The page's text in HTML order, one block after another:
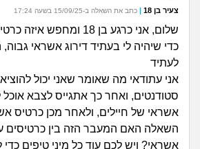
עצות
מה
מתחם
מדורים
צעיר בן 18 | כתב את השאלה ב-15/09/25 בשעה 17:24
שלום, אני כרגע בן 18
כדי שיהיה לי בעתיד דירוג אשראי
לעתיד
אני עתודאי מה שאומר שאני יכול
סטודנטים, ואחר כך אתגייס לצבא אוכל
אשראי של חיילים, ולאחר מכן כרטיס
השאלה האם המעבר הזה בין כרטיסים
אשראי? ויש לכם עוד כל מיני טיפים